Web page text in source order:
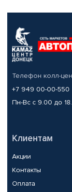
Телефон колл-
+7 949 00-00-550
Пн-Вс с 9.00 до
Клиентам
Акции
Контакты
Оплата